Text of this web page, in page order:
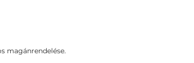
magánrendelése.